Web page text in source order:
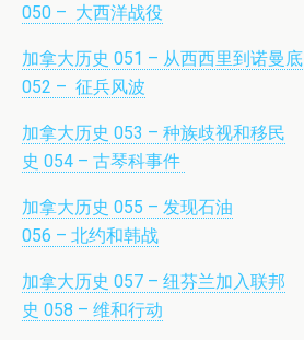
050 – 大西洋战役
加拿大历史 051 – 从西西里到诺曼底
052 – 征兵风波
加拿大历史 053 – 种族歧视和移民
史 054 – 古琴科事件
加拿大历史 055 – 发现石油
056 – 北约和韩战
加拿大历史 057 – 纽芬兰加入联邦
史 058 – 维和行动